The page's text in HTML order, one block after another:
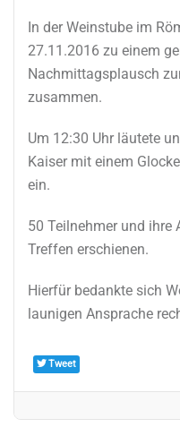
In der Weinstube im
27.11.2016 zu einem
Nachmittagsplausch
zusammen.
Um 12:30 Uhr läutete
Kaiser mit einem
ein.
50 Teilnehmer und ihre
Treffen erschienen.
Hierfür bedankte sich
launigen Ansprache
Tweet